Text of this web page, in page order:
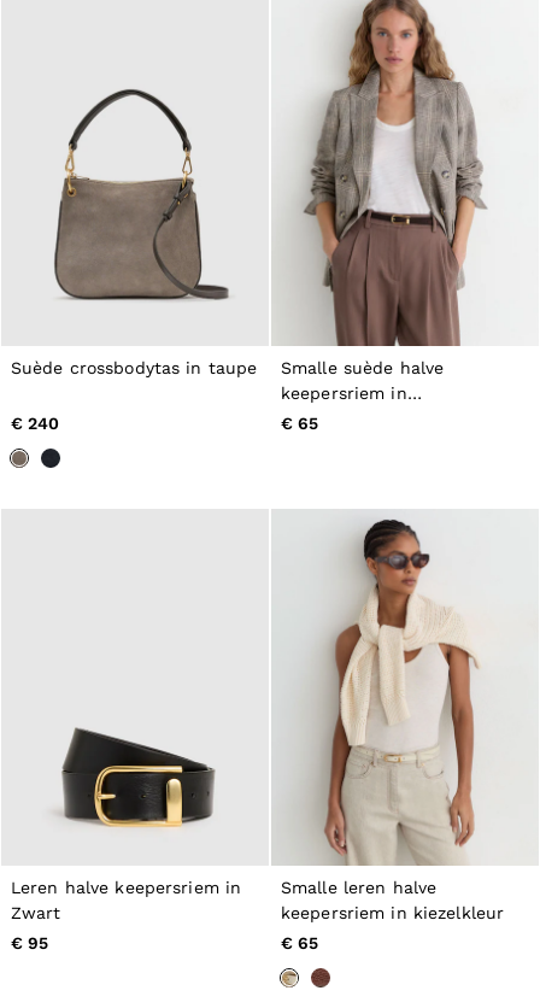
Suède crossbodytas in taupe
€ 240
Smalle suède halve
keepersriem in
chocoladebruin
€ 65
Leren halve keepersriem in
Zwart
€ 95
Smalle leren halve
keepersriem in kiezelkleur
€ 65